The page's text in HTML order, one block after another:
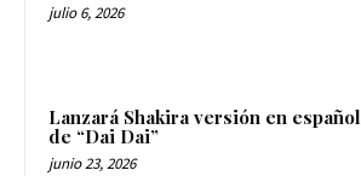
julio 6, 2026
Lanzará Shakira versión en español
de “Dai Dai”
junio 23, 2026